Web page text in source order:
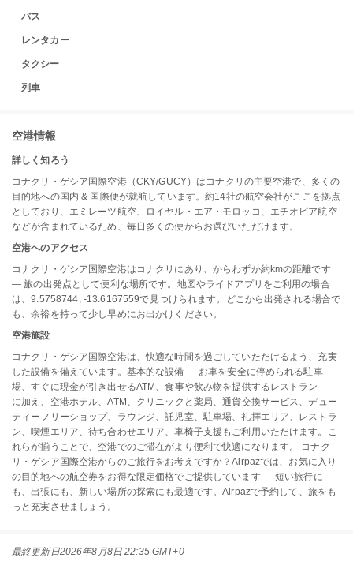
バス
レンタカー
タクシー
列車
空港情報
詳しく知ろう
コナクリ・ゲシア国際空港（CKY/GUCY）はコナクリの主要空港で、多くの
目的地への国内 & 国際便が就航しています。約14社の航空会社がここを拠点
としており、エミレーツ航空、ロイヤル・エア・モロッコ、エチオピア航空
などが含まれているため、毎日多くの便からお選びいただけます。
空港へのアクセス
コナクリ・ゲシア国際空港はコナクリにあり、からわずか約kmの距離です
— 旅の出発点として便利な場所です。地図やライドアプリをご利用の場合
は、9.5758744, -13.6167559で見つけられます。どこから出発される場合で
も、余裕を持って少し早めにお出かけください。
空港施設
コナクリ・ゲシア国際空港は、快適な時間を過ごしていただけるよう、充実
した設備を備えています。基本的な設備 — お車を安全に停められる駐車
場、すぐに現金が引き出せるATM、食事や飲み物を提供するレストラン —
に加え、空港ホテル、ATM、クリニックと薬局、通貨交換サービス、デュー
ティーフリーショップ、ラウンジ、託児室、駐車場、礼拝エリア、レストラ
ン、喫煙エリア、待ち合わせエリア、車椅子支援もご利用いただけます。こ
れらが揃うことで、空港でのご滞在がより便利で快適になります。 コナク
リ・ゲシア国際空港からのご旅行をお考えですか？Airpazでは、お気に入り
の目的地への航空券をお得な限定価格でご提供しています — 短い旅行に
も、出張にも、新しい場所の探索にも最適です。Airpazで予約して、旅をも
っと充実させましょう。
最終更新日2026年8月8日 22:35 GMT+0